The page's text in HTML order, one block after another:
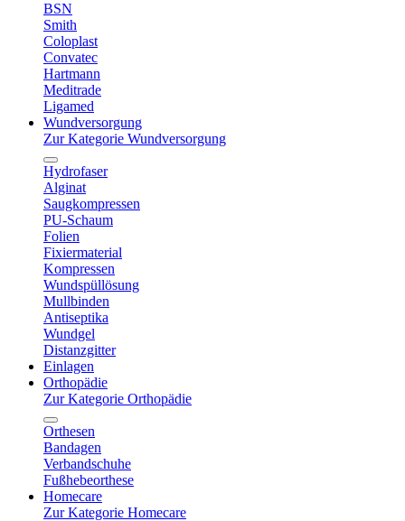
BSN
Smith
Coloplast
Convatec
Hartmann
Meditrade
Ligamed
Wundversorgung
Zur Kategorie Wundversorgung
Hydrofaser
Alginat
Saugkompressen
PU-Schaum
Folien
Fixiermaterial
Kompressen
Wundspüllösung
Mullbinden
Antiseptika
Wundgel
Distanzgitter
Einlagen
Orthopädie
Zur Kategorie Orthopädie
Orthesen
Bandagen
Verbandschuhe
Fußhebeorthese
Homecare
Zur Kategorie Homecare